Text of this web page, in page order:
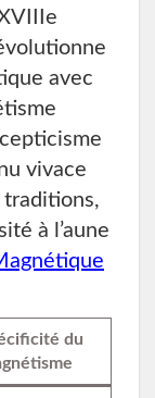
avec
vivace
traditions,
à l’aune
du